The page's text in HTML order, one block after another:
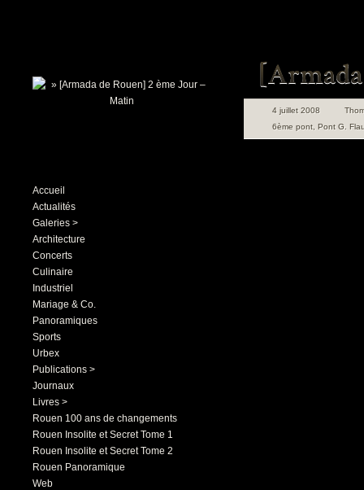
Accueil
Actualités
Galeries >
Architecture
Concerts
Culinaire
Industriel
Mariage & Co.
Panoramiques
Sports
Urbex
Publications >
Journaux
Livres >
Rouen 100 ans de changements
Rouen Insolite et Secret Tome 1
Rouen Insolite et Secret Tome 2
Rouen Panoramique
Web
4 juillet 2008
6ème pont Pont G.